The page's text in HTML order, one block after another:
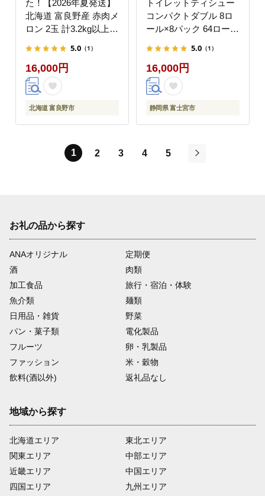
た！【2026年夏発送】
北海道 富良野産 赤肉メ
ロン 2玉 計3.2kg以上
5.0 （1）
16,000円
北海道 富良野市
トイレットティシュー
コンパクトダブル 8ロ
ール×8パック 64ロー
レットペーパー ダブル
パルプ100％ 香りつき
日用品 消耗品 備蓄
5.0 （1）
16,000円
静岡県 富士宮市
1 2 3 4
5
お礼の品から探す
ANAオリジナル
定期便
酒
肉類
加工食品
旅行・宿泊・体験
魚介類
麺類
日用品・雑貨
野菜
パン・菓子類
電化製品
フルーツ
卵・乳製品
ファッション
米・穀物
飲料(酒以外)
返礼品なし
地域から探す
北海道エリア
関東エリア
近畿エリア
四国エリア
東北エリア
中部エリア
中国エリア
九州エリア